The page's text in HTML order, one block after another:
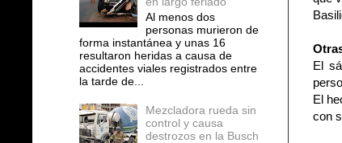
El
El
con
Al menos dos
personas murieron de
forma instantánea y unas 16
resultaron heridas a causa de
accidentes viales registrados entre
la tarde de...
Mezcladora rueda sin
control y causa
destrozos en la Busch